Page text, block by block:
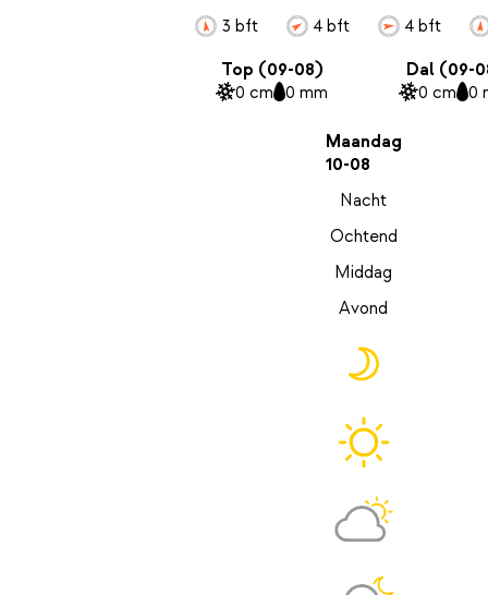
3 bft 4 bft 4 bft
Top (09-08)
0 cm 0 mm
Dal (09-
0 cm 0
Maandag
10-08
Nacht
Ochtend
Middag
Avond